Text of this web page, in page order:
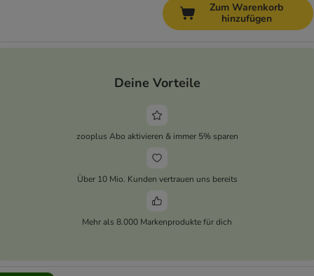
Zum Warenkorb
hinzufügen
Deine Vorteile
zooplus Abo aktivieren & immer 5% sparen
Über 10 Mio. Kunden vertrauen uns bereits
Mehr als 8.000 Markenprodukte für dich